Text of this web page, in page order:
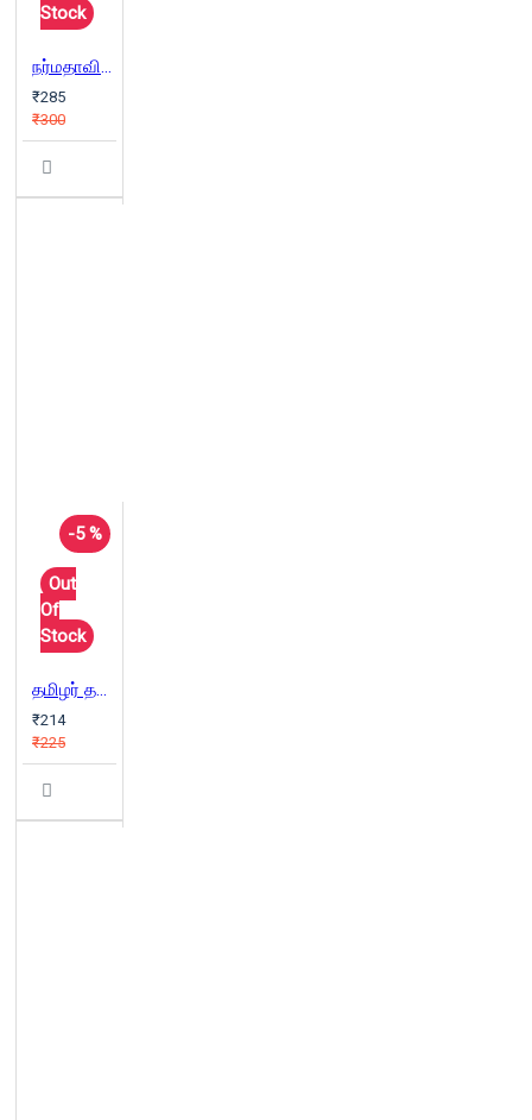
Stock
நர்மதாவின் தமிழ் அகராதி
₹285
₹300
-5 %
Out
Of
Stock
தமிழர் தகவல் களஞ்சியம்
₹214
₹225